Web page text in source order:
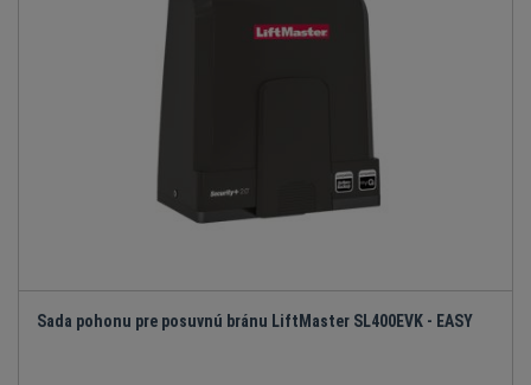
Sada pohonu pre posuvnú bránu LiftMaster SL400EVK - EASY